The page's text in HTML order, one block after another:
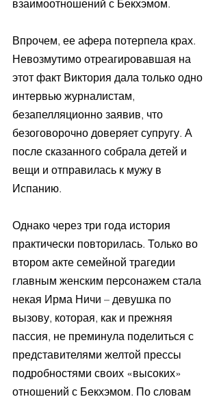
взаимоотношений с Бекхэмом.
Впрочем, ее афера потерпела крах.
Невозмутимо отреагировавшая на
этот факт Виктория дала только одно
интервью журналистам,
безапелляционно заявив, что
безоговорочно доверяет супругу. А
после сказанного собрала детей и
вещи и отправилась к мужу в
Испанию.
Однако через три года история
практически повторилась. Только во
втором акте семейной трагедии
главным женским персонажем стала
некая Ирма Ничи – девушка по
вызову, которая, как и прежняя
пассия, не преминула поделиться с
представителями желтой прессы
подробностями своих «высоких»
отношений с Бекхэмом. По словам